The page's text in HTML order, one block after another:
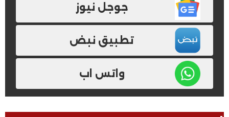
جوجل نيوز
تطبيق نبض
واتس اب